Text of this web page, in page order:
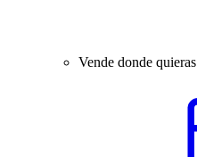
Vende donde quieras